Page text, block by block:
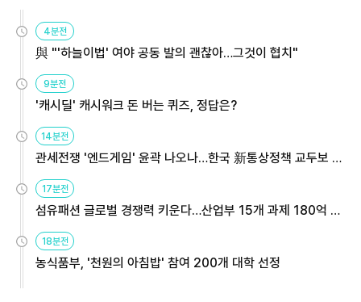
4분전
與 "'하늘이법' 여야 공동 발의 괜찮아…그것이 협치"
9분전
'캐시딜' 캐시워크 돈 버는 퀴즈, 정답은?
14분전
관세전쟁 '엔드게임' 윤곽 나오나…한국 新통상정책 교두보 활
용해야
17분전
섬유패션 글로벌 경쟁력 키운다…산업부 15개 과제 180억 지
원
18분전
농식품부, '천원의 아침밥' 참여 200개 대학 선정